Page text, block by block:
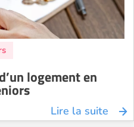
logement en
Lire la suite